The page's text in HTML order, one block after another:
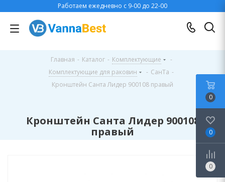
Работаем ежедневно с 9-00 до 22-00
Главная - Каталог - Комплектующие
-
Комплектующие для раковин
- СанТа -
Кронштейн Санта Лидер 900108 правый
Кронштейн Санта Лидер 900108
правый
0
0
0